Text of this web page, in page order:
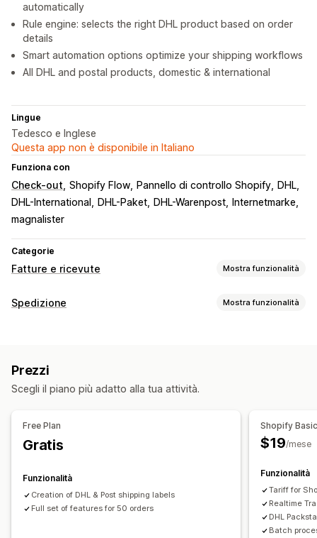
automatically
Rule engine: selects the right DHL product based on order
details
Smart automation options optimize your shipping workflows
All DHL and postal products, domestic & international
Lingue
Tedesco e Inglese
Questa app non è disponibile in Italiano
Funziona con
Check-out Shopify Flow Pannello di controllo Shopify
DHL
DHL-International
DHL-Paket DHL-Warenpost
Internetmarke
magnalister
Categorie
Fatture e ricevute Mostra funzionalità
Tipi di documento
Personalizzazione
Numeri di fattura
Calcolo delle imposte
Download in blocco
Stampa ed esportazione
Spedizione Mostra funzionalità
Convalida degli indirizzi
Documenti doganali Etichette per i resi
Regole di spedizione
Sincronizzazione degli ordini
Sincronizzazione degli ordini
Monitoraggio in tempo reale
Pagina di monitoraggio brandizzata
Notifiche via email
Aggiornamenti sugli ordini Analisi delle spedizioni
Prezzi
Scegli il piano più adatto alla tua attività.
Free Plan
Gratis
Funzionalità
Creation of DHL & Post shipping labels
Full set of features for 50 orders
Shopify
$19/mese
Funzionalità
Tariff for
Realtime
DHL
Batch